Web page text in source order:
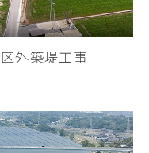
外築堤工事